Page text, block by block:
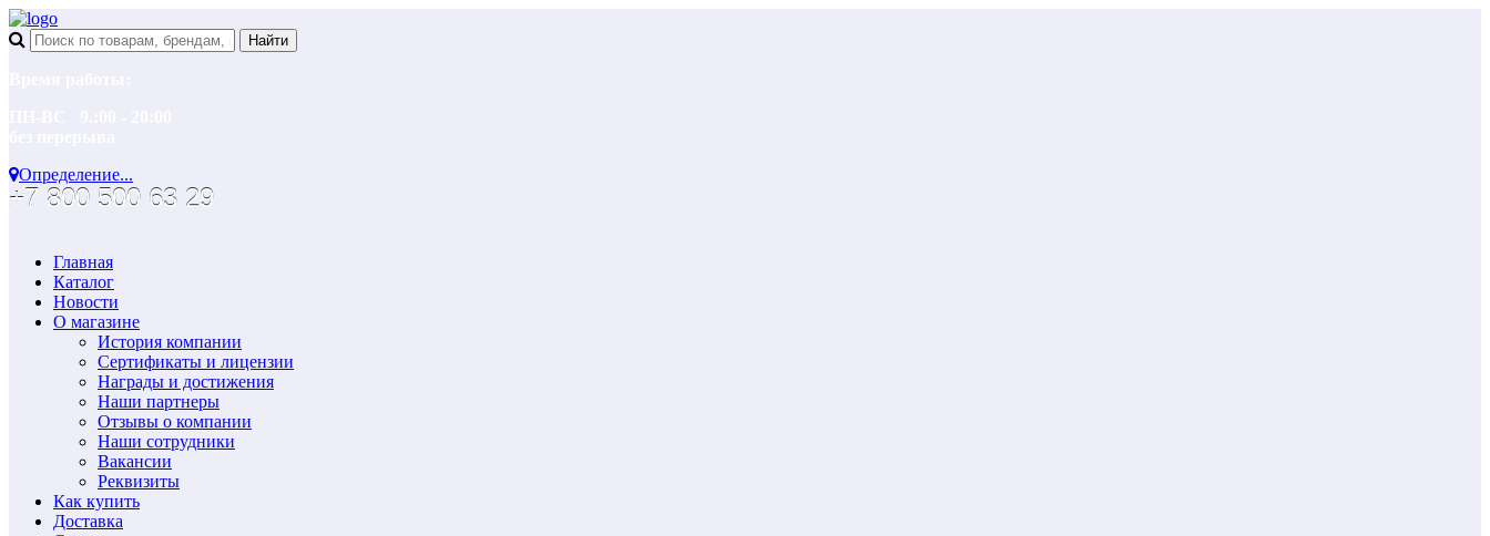
Определение...
+7 800 500 63 29
Главная
Каталог
Новости
О магазине
История компании
Сертификаты и лицензии
Награды и достижения
Наши партнеры
Отзывы о компании
Наши сотрудники
Вакансии
Реквизиты
Как купить
Доставка